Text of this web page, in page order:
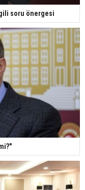
soru önergesi